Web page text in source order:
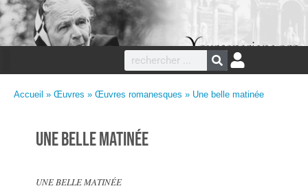
Accueil » Œuvres » Œuvres romanesques » Une belle matinée
Une belle matinée
UNE BELLE MATINÉE